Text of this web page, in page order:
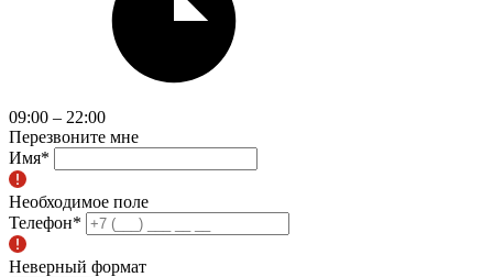
09:00 – 22:00
Перезвоните мне
Имя*
Необходимое поле
Телефон*
Неверный формат